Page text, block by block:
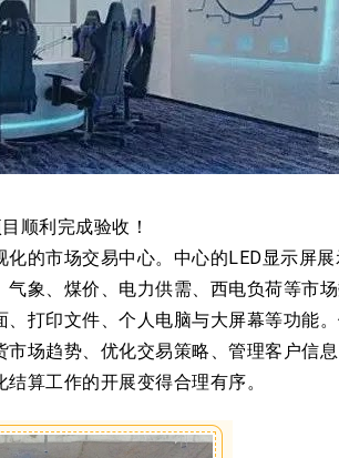
顺利完成验收！
的市场交易中心。中心的LED显示屏
象、煤价、电力供需、西电负荷等市
打印文件、个人电脑与大屏幕等功能
场趋势、优化交易策略、管理客户信
算工作的开展变得合理有序。